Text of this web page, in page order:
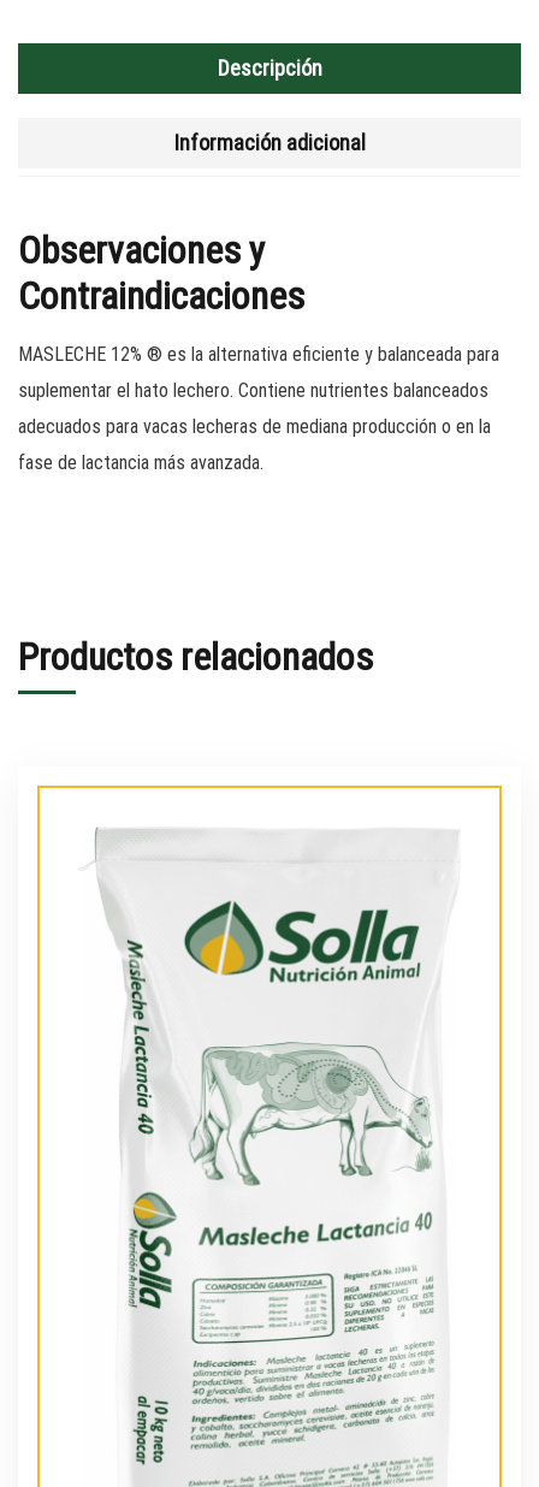
Descripción
Información adicional
Observaciones y
Contraindicaciones
MASLECHE 12% ® es la alternativa eficiente y balanceada para
suplementar el hato lechero. Contiene nutrientes balanceados
adecuados para vacas lecheras de mediana producción o en la
fase de lactancia más avanzada.
Productos relacionados